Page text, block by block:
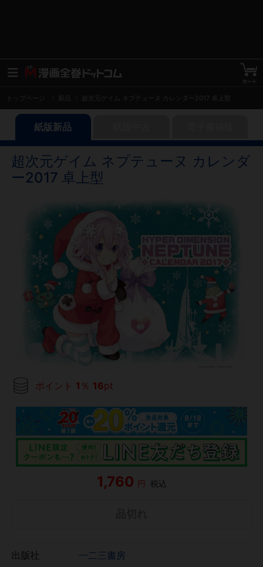
トップページ 超次元ゲイム ネプテューヌ カレンダー2017 卓上型
紙版新品
超次元ゲイム ネプテューヌ カレンダ
ー2017 卓上型
ポイント 1 ％ 16pt
1,760 円 税込
一二三書房